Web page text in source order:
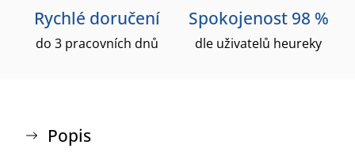
Rychlé doručení
do 3 pracovních dnů
Spokojenost 98 %
dle uživatelů heureky
Popis